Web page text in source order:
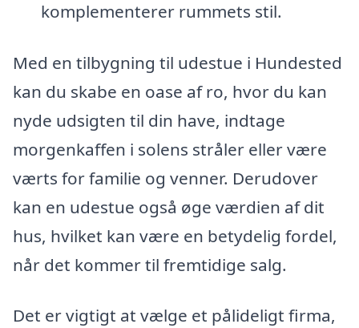
komplementerer rummets stil.
Med en tilbygning til udestue i Hundested
kan du skabe en oase af ro, hvor du kan
nyde udsigten til din have, indtage
morgenkaffen i solens stråler eller være
værts for familie og venner. Derudover
kan en udestue også øge værdien af dit
hus, hvilket kan være en betydelig fordel,
når det kommer til fremtidige salg.
Det er vigtigt at vælge et pålideligt firma,